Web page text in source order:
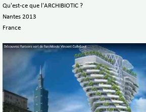
Qu'est-ce que l'ARCHIBIOTIC ?
Nantes 2013
France